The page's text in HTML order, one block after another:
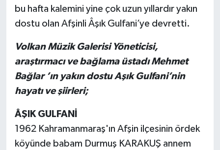
bu hafta kalemini yine çok uzun yıllardır yakın
dostu olan Afşinli Âşık Gulfani’ye devretti.
Volkan Müzik Galerisi Yöneticisi,
araştırmacı ve bağlama üstadı Mehmet
Bağlar ’ın yakın dostu Aşık Gulfani’nin
hayatı ve şiirleri;
ÂŞIK GULFANİ
1962 Kahramanmaraş'ın Afşin ilçesinin ördek
köyünde babam Durmuş KARAKUŞ annem